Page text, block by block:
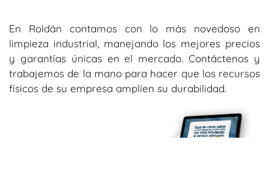
En Roldán contamos con lo más novedoso en
limpieza industrial, manejando los mejores precios
y garantías únicas en el mercado. Contáctenos y
trabajemos de la mano para hacer que los recursos
físicos de su empresa amplíen su durabilidad.